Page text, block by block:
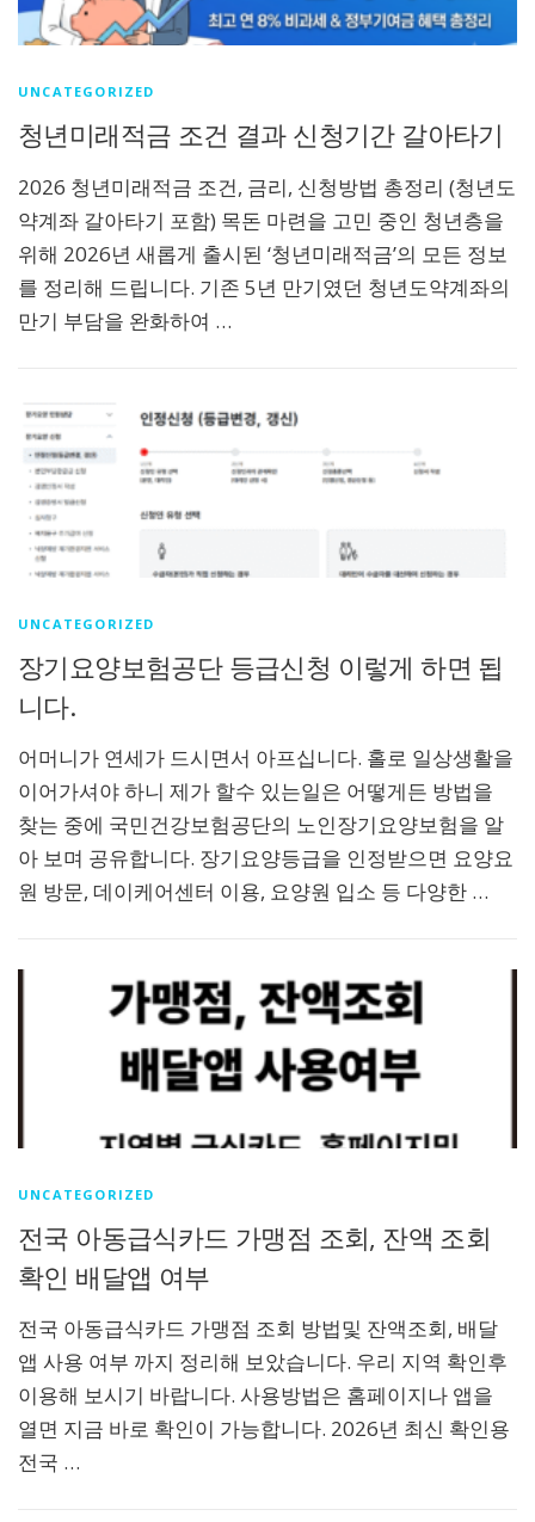
UNCATEGORIZED
청년미래적금 조건 결과 신청기간 갈아타기
2026 청년미래적금 조건, 금리, 신청방법 총정리 (청년도
약계좌 갈아타기 포함) 목돈 마련을 고민 중인 청년층을
위해 2026년 새롭게 출시된 ‘청년미래적금’의 모든 정보
를 정리해 드립니다. 기존 5년 만기였던 청년도약계좌의
만기 부담을 완화하여 …
UNCATEGORIZED
장기요양보험공단 등급신청 이렇게 하면 됩
니다.
어머니가 연세가 드시면서 아프십니다. 홀로 일상생활을
이어가셔야 하니 제가 할수 있는일은 어떻게든 방법을
찾는 중에 국민건강보험공단의 노인장기요양보험을 알
아 보며 공유합니다. 장기요양등급을 인정받으면 요양요
원 방문, 데이케어센터 이용, 요양원 입소 등 다양한 …
UNCATEGORIZED
전국 아동급식카드 가맹점 조회, 잔액 조회
확인 배달앱 여부
전국 아동급식카드 가맹점 조회 방법및 잔액조회, 배달
앱 사용 여부 까지 정리해 보았습니다. 우리 지역 확인후
이용해 보시기 바랍니다. 사용방법은 홈페이지나 앱을
열면 지금 바로 확인이 가능합니다. 2026년 최신 확인용
전국 …